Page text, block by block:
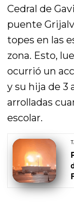
Cedral de
puente
topes en las
zona. Esto,
ocurrió un
y su hija de 3
arrolladas
escolar.